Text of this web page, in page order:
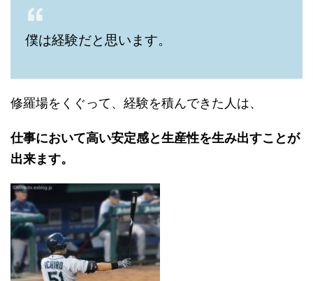
僕は経験だと思います。
修羅場をくぐって、経験を積んできた人は、
仕事において高い安定感と生産性を生み出すことが
出来ます。